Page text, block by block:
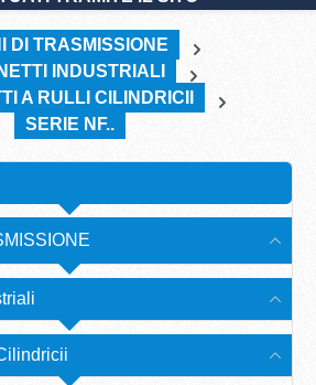
DI TRASMISSIONE
INDUSTRIALI
A RULLI CILINDRICII
SERIE NF..